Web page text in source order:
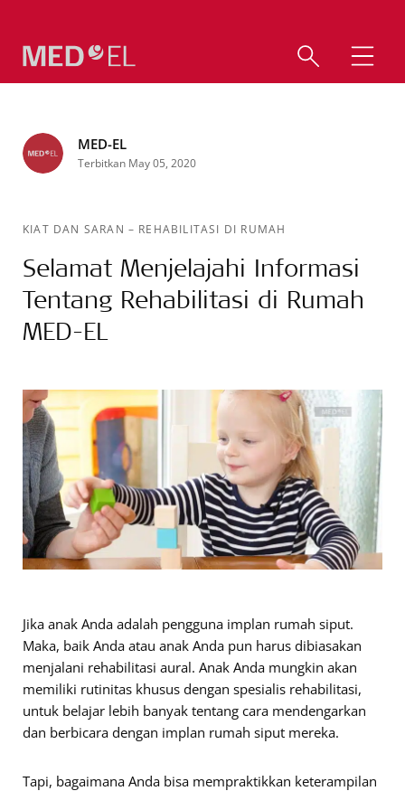
MED-EL
Terbitkan May 05, 2020
KIAT DAN SARAN – REHABILITASI DI RUMAH
Selamat Menjelajahi Informasi
Tentang Rehabilitasi di Rumah
MED-EL
Jika anak Anda adalah pengguna implan rumah siput.
Maka, baik Anda atau anak Anda pun harus dibiasakan
menjalani rehabilitasi aural. Anak Anda mungkin akan
memiliki rutinitas khusus dengan spesialis rehabilitasi,
untuk belajar lebih banyak tentang cara mendengarkan
dan berbicara dengan implan rumah siput mereka.
Tapi, bagaimana Anda bisa mempraktikkan keterampilan